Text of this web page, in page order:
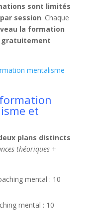
sont limités
session. Chaque
la formation
gratuitement
mentalisme
et
plans distincts
théoriques+
mental : 10
mental : 10
secrets
!